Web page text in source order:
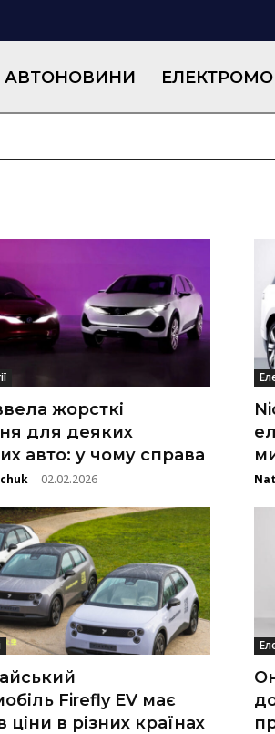
АВТОНОВИНИ
жорсткі
для деяких
авто: у чому справа
- 02.02.2026
Firefly EV має
ціни в різних країнах